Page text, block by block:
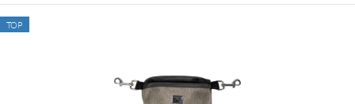
TOP